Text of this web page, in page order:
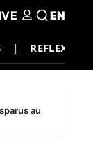
REFLEXION
EN
au